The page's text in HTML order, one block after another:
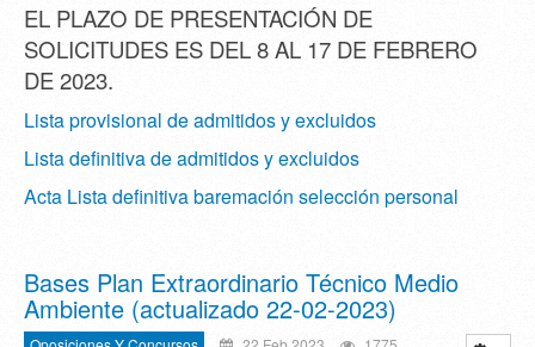
EL PLAZO DE PRESENTACIÓN DE
SOLICITUDES ES DEL 8 AL 17 DE FEBRERO
DE 2023.
Lista provisional de admitidos y excluidos
Lista definitiva de admitidos y excluidos
Acta Lista definitiva baremación selección personal
Bases Plan Extraordinario Técnico Medio
Ambiente (actualizado 22-02-2023)